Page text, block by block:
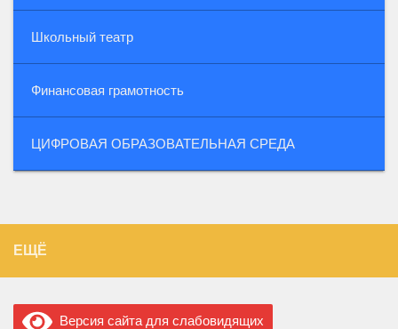
Школьный театр
Финансовая грамотность
ЦИФРОВАЯ ОБРАЗОВАТЕЛЬНАЯ СРЕДА
ЕЩЁ
Версия сайта для слабовидящих